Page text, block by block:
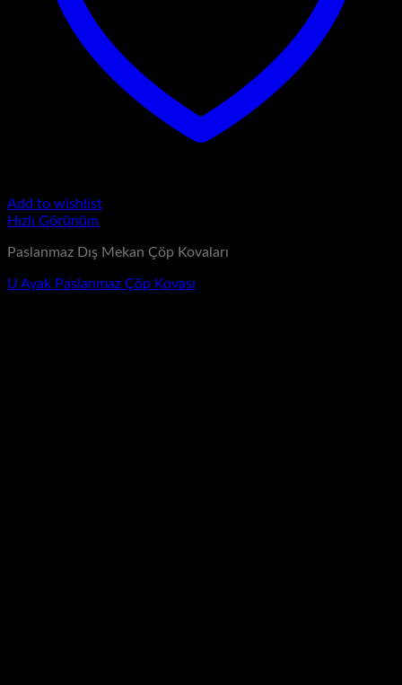
Add to wishlist
Hızlı Görünüm
Paslanmaz Dış Mekan Çöp Kovaları
U Ayak Paslanmaz Çöp Kovası